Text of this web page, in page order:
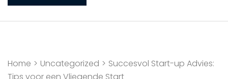
Home > Uncategorized > Succesvol Start-up Advies:
Tips voor een Vliegende Start